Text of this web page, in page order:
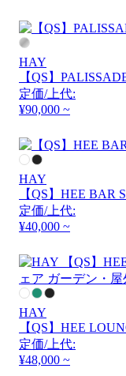
HAY
【QS】
定価/上代:
¥90,000 ~
HAY
【QS】HEE BAR
定価/上代:
¥40,000 ~
HAY
【QS】HEE
定価/上代:
¥48,000 ~